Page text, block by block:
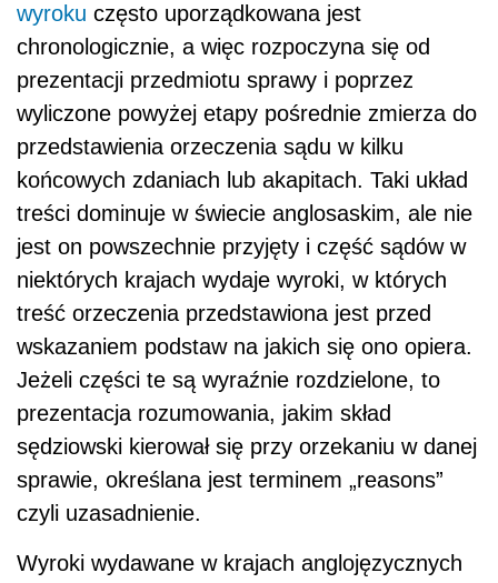
wyroku często uporządkowana jest
chronologicznie, a więc rozpoczyna się od
prezentacji przedmiotu sprawy i poprzez
wyliczone powyżej etapy pośrednie zmierza do
przedstawienia orzeczenia sądu w kilku
końcowych zdaniach lub akapitach. Taki układ
treści dominuje w świecie anglosaskim, ale nie
jest on powszechnie przyjęty i część sądów w
niektórych krajach wydaje wyroki, w których
treść orzeczenia przedstawiona jest przed
wskazaniem podstaw na jakich się ono opiera.
Jeżeli części te są wyraźnie rozdzielone, to
prezentacja rozumowania, jakim skład
sędziowski kierował się przy orzekaniu w danej
sprawie, określana jest terminem „reasons”
czyli uzasadnienie.
Wyroki wydawane w krajach anglojęzycznych